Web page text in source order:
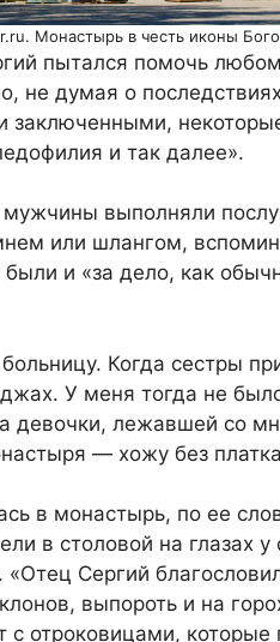
Монастырь в честь иконы
пытался помочь
не думая о
заключенными,
и так далее».
выполняли
или шлангом,
и «за дело, как
Когда сестры
У меня тогда не
лежавшей со
— хожу без
в монастырь, по ее
в столовой на глазах
«Отец Сергий
выпороть и на
с отроковицами, которые